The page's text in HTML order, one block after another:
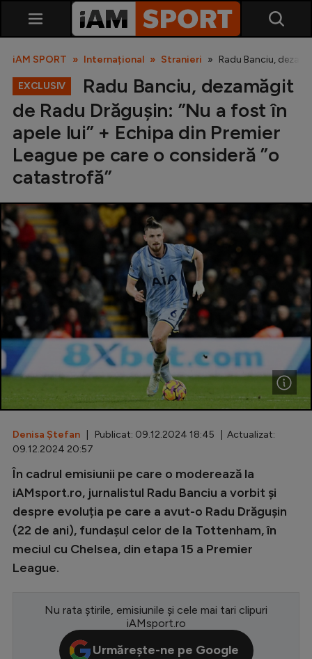
SuperLiga
Liga 2
Cupa României
Echipa Națională
U21
Fotbal feminin
Special
Diverse
Clasamente
Champions League
Europa League
Conference League
LaLiga
Serie A
iAM SPORT Internațional Stranieri Radu Banciu,
EXCLUSIV
Radu Banciu, dezamăgit
de Radu Drăgușin: ”Nu a fost în
apele lui” + Echipa din Premier
League pe care o consideră ”o
catastrofă”
Denisa Ștefan | Publicat: 09.12.2024 18:45 | Actualizat:
09.12.2024 20:57
În cadrul emisiunii pe care o moderează la
iAMsport.ro, jurnalistul Radu Banciu a vorbit și
despre evoluția pe care a avut-o Radu Drăgușin
(22 de ani), fundașul celor de la Tottenham, în
meciul cu Chelsea, din etapa 15 a Premier
League.
Nu rata știrile, emisiunile și cele mai tari clipuri
iAMsport.ro
Urmărește-ne pe Google